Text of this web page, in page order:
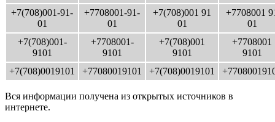
+7(708)001-91-
01
+7708001-91-
01
+7(708)001 91
01
+7708001
01
+7(708)001-
9101
+7708001-
9101
+7(708)001
9101
+7708001
9101
+7(708)0019101
+77080019101 +7(708)0019101
Вся информации получена из открытых источников в
интернете.